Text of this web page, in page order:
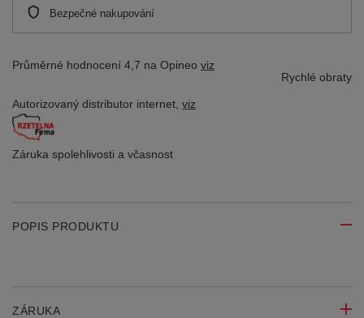
Bezpečné nakupování
Průměrné hodnocení 4,7 na Opineo viz
Rychlé obraty
Autorizovaný distributor internet, viz
Záruka spolehlivosti a včasnost
POPIS PRODUKTU
ZÁRUKA